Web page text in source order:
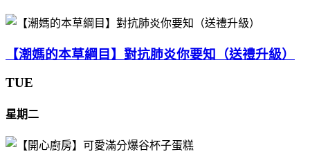
【潮媽的本草綱目】對抗肺炎你要知（送禮升級）
TUE
星期二